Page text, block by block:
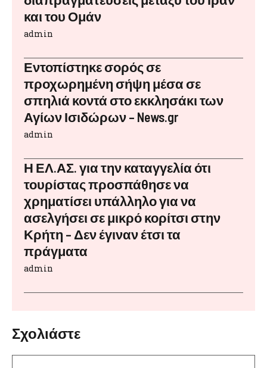
και του Ομάν
admin
Εντοπίστηκε σορός σε
προχωρημένη σήψη μέσα σε
σπηλιά κοντά στο εκκλησάκι των
Αγίων Ισιδώρων – News.gr
admin
Η ΕΛ.ΑΣ. για την καταγγελία ότι
τουρίστας προσπάθησε να
χρηματίσει υπάλληλο για να
ασελγήσει σε μικρό κορίτσι στην
Κρήτη – Δεν έγιναν έτσι τα
πράγματα
admin
Σχολιάστε